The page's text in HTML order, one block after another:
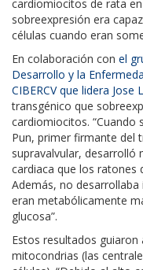
cardiomiocitos de rata
sobreexpresión era
células cuando eran
En colaboración con el
Desarrollo y la
CIBERCV que lidera Jose
transgénico que
cardiomiocitos. “Cuando
Pun, primer firmante del
supravalvular,
cardiaca que los ratones
Además, no
eran metabólicamente
glucosa”.
Estos resultados
mitocondrias (las